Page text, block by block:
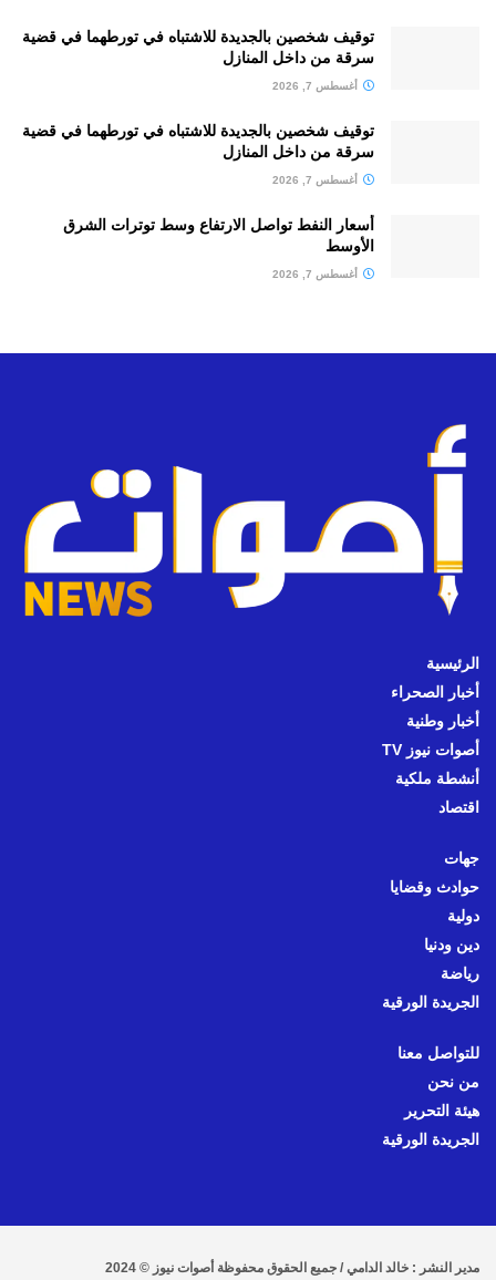
توقيف شخصين بالجديدة للاشتباه في تورطهما في قضية
سرقة من داخل المنازل
أغسطس 7, 2026
توقيف شخصين بالجديدة للاشتباه في تورطهما في قضية
سرقة من داخل المنازل
أغسطس 7, 2026
أسعار النفط تواصل الارتفاع وسط توترات الشرق
الأوسط
أغسطس 7, 2026
الرئيسية
أخبار الصحراء
أخبار وطنية
أصوات نيوز TV
أنشطة ملكية
اقتصاد
جهات
حوادث وقضايا
دولية
دين ودنيا
رياضة
الجريدة الورقية
للتواصل معنا
من نحن
هيئة التحرير
الجريدة الورقية
مدير النشر : خالد الدامي / جميع الحقوق محفوظة أصوات نيوز © 2024